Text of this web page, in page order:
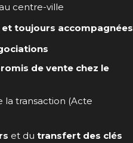
centre-ville
toujours accompagnées
de vente chez le
la transaction (Acte
et du transfert des clés